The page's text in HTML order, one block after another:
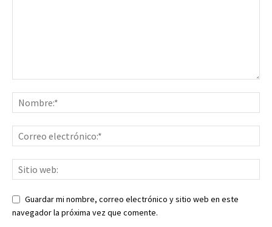
Guardar mi nombre, correo electrónico y sitio web en este
navegador la próxima vez que comente.